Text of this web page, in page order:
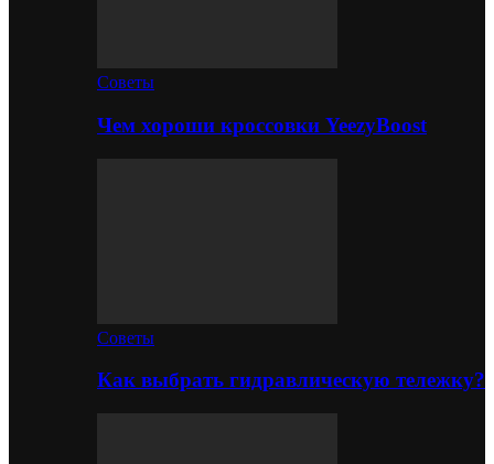
Советы
Чем хороши кроссовки YeezyBoost
Советы
Как выбрать гидравлическую тележку?